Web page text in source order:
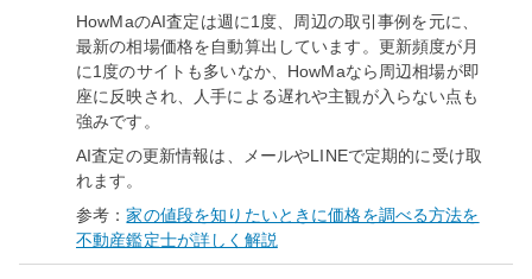
HowMaのAI査定は週に1度、周辺の取引事例を元に、
最新の相場価格を自動算出しています。更新頻度が月
に1度のサイトも多いなか、HowMaなら周辺相場が即
座に反映され、人手による遅れや主観が入らない点も
強みです。
AI査定の更新情報は、メールやLINEで定期的に受け取
れます。
参考：家の値段を知りたいときに価格を調べる方法を
不動産鑑定士が詳しく解説